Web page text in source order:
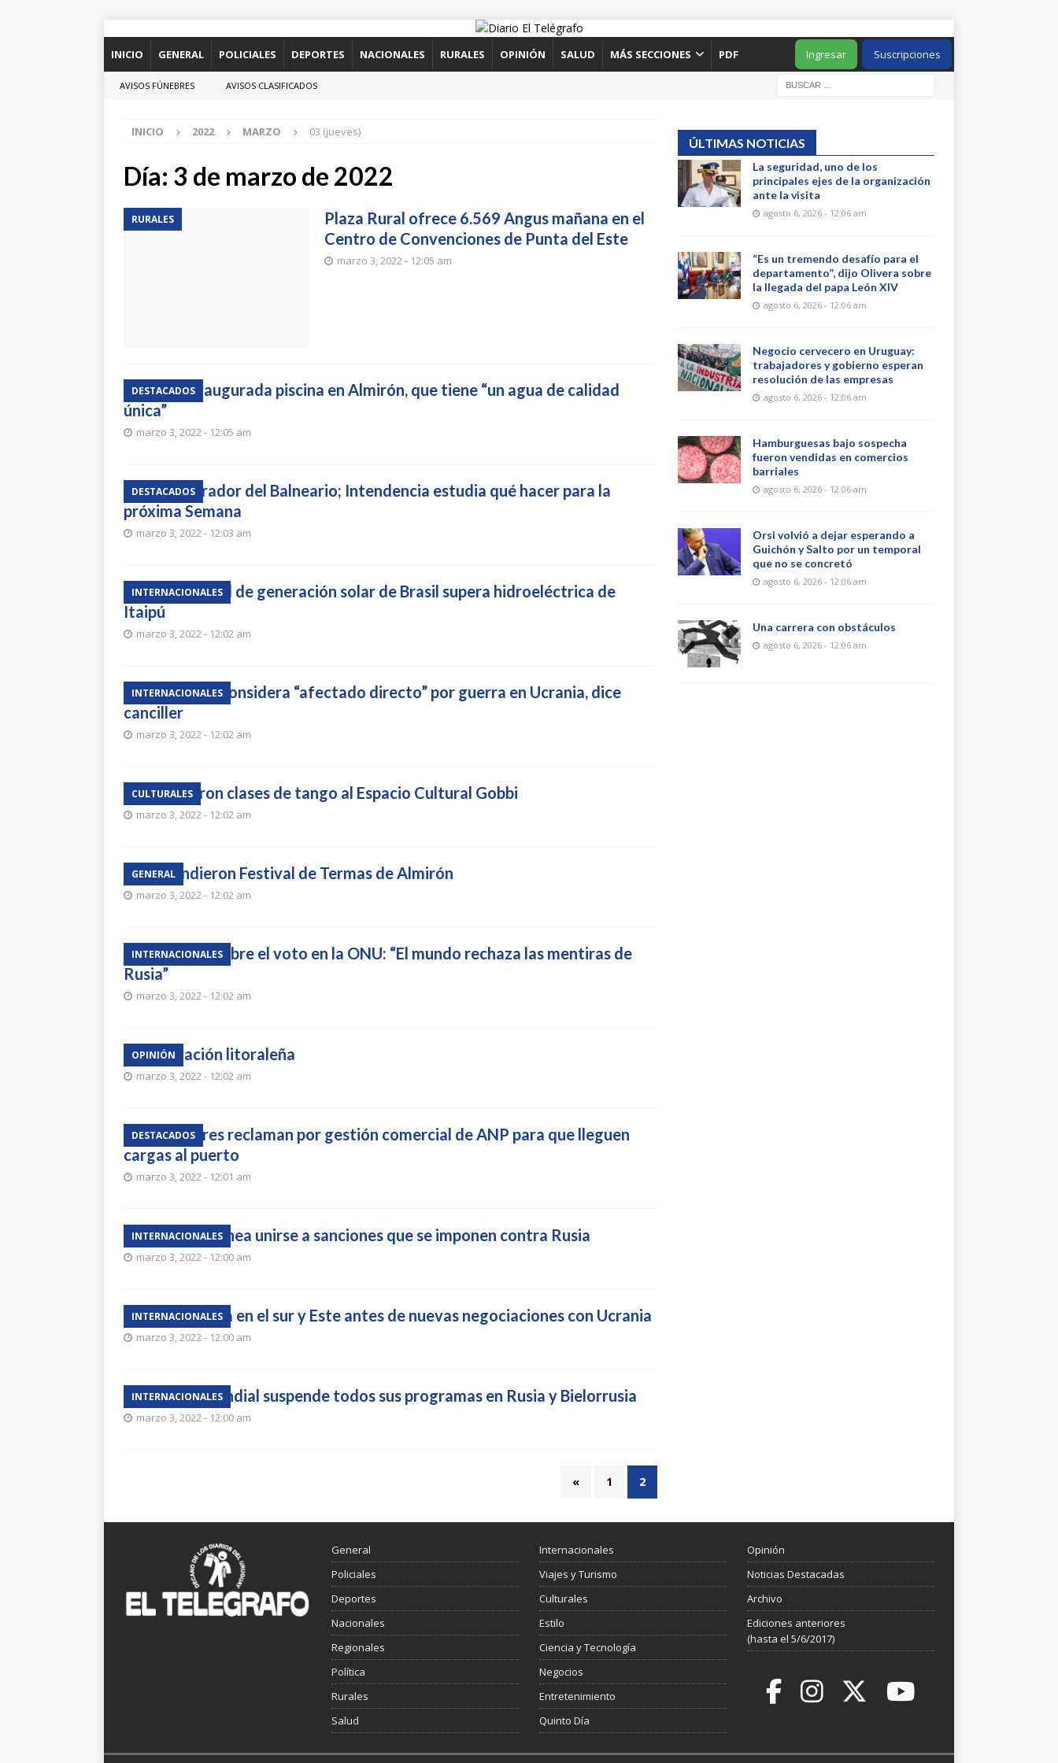
INICIO GENERAL POLICIALES DEPORTES NACIONALES RURALES OPINIÓN SALUD MÁS SECCIONES PDF Suscripciones
Ingresar
AVISOS FÚNEBRES AVISOS CLASIFICADOS
INICIO 2022 MARZO 03 (jueves)
Día: 3 de marzo de 2022
RURALES
Plaza Rural ofrece 6.569 Angus mañana en el
Centro de Convenciones de Punta del Este
marzo 3, 2022 - 12:05 am
DESTACADOS
Quedó inaugurada piscina en Almirón, que tiene “un agua de calidad
única”
marzo 3, 2022 - 12:05 am
DESTACADOS
Cerró parador del Balneario; Intendencia estudia qué hacer para la
próxima Semana
marzo 3, 2022 - 12:03 am
INTERNACIONALES
La capacidad de generación solar de Brasil supera hidroeléctrica de
Itaipú
marzo 3, 2022 - 12:02 am
INTERNACIONALES
Ecuador se considera “afectado directo” por guerra en Ucrania, dice
canciller
marzo 3, 2022 - 12:02 am
CULTURALES
Retornaron clases de tango al Espacio Cultural Gobbi
marzo 3, 2022 - 12:02 am
GENERAL
Suspendieron Festival de Termas de Almirón
marzo 3, 2022 - 12:02 am
INTERNACIONALES
Joe Biden, sobre el voto en la ONU: “El mundo rechaza las mentiras de
Rusia”
marzo 3, 2022 - 12:02 am
OPINIÓN
Adaptación litoraleña
marzo 3, 2022 - 12:02 am
DESTACADOS
Estibadores reclaman por gestión comercial de ANP para que lleguen
cargas al puerto
marzo 3, 2022 - 12:01 am
INTERNACIONALES
China no planea unirse a sanciones que se imponen contra Rusia
marzo 3, 2022 - 12:00 am
INTERNACIONALES
Rusia avanza en el sur y Este antes de nuevas negociaciones con Ucrania
marzo 3, 2022 - 12:00 am
INTERNACIONALES
El Banco Mundial suspende todos sus programas en Rusia y Bielorrusia
marzo 3, 2022 - 12:00 am
« 1 2
ÚLTIMAS NOTICIAS
La seguridad, uno de los
principales ejes de la organización
ante la visita
agosto 6, 2026 - 12:06 am
“Es un tremendo desafío para el
departamento”, dijo Olivera sobre
la llegada del papa León XIV
agosto 6, 2026 - 12:06 am
Negocio cervecero en Uruguay:
trabajadores y gobierno esperan
resolución de las empresas
agosto 6, 2026 - 12:06 am
Hamburguesas bajo sospecha
fueron vendidas en comercios
barriales
agosto 6, 2026 - 12:06 am
Orsi volvió a dejar esperando a
Guichón y Salto por un temporal
que no se concretó
agosto 6, 2026 - 12:06 am
Una carrera con obstáculos
agosto 6, 2026 - 12:06 am
General
Policiales
Deportes
Nacionales
Regionales
Política
Rurales
Salud
Internacionales
Viajes y Turismo
Culturales
Estilo
Ciencia y Tecnología
Negocios
Entretenimiento
Quinto Día
Opinión
Noticias Destacadas
Archivo
Ediciones anteriores
(hasta el 5/6/2017)